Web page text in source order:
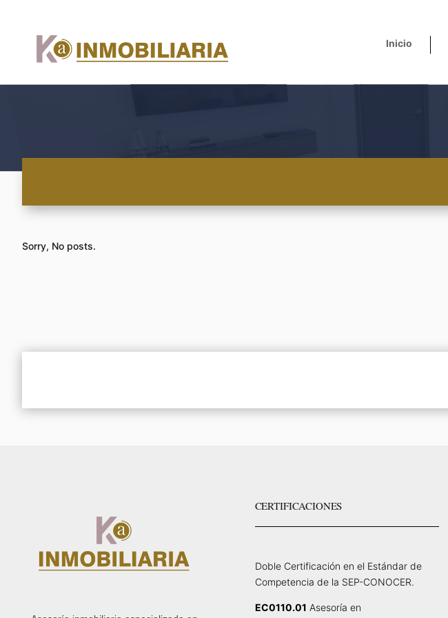
Inicio
Sorry, No posts.
CERTIFICACIONES
Doble Certificación en el Estándar de
Competencia de la SEP-CONOCER.
EC0110.01 Asesoría en